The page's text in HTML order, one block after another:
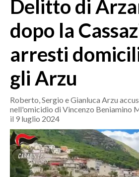
MEDIO CAMPIDANO
SASSARI E PROVINCIA
NUORO E PROVINCIA
OGLIASTRA
CRONACA
ITALIA
MONDO
POLITICA
Delitto di
dopo la
arresti
gli Arzu
Roberto, Sergio e Gianluca Arzu
nell'omicidio di Vincenzo Beniamino
il 9 luglio 2024